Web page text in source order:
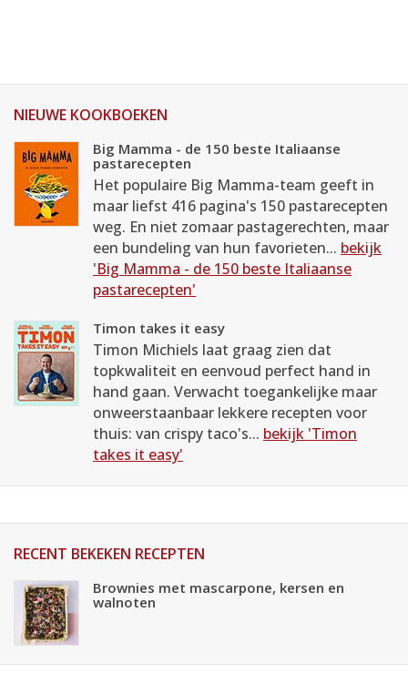
NIEUWE KOOKBOEKEN
Big Mamma - de 150 beste Italiaanse
pastarecepten
Het populaire Big Mamma-team geeft in
maar liefst 416 pagina's 150 pastarecepten
weg. En niet zomaar pastagerechten, maar
een bundeling van hun favorieten... bekijk
'Big Mamma - de 150 beste Italiaanse
pastarecepten'
Timon takes it easy
Timon Michiels laat graag zien dat
topkwaliteit en eenvoud perfect hand in
hand gaan. Verwacht toegankelijke maar
onweerstaanbaar lekkere recepten voor
thuis: van crispy taco's... bekijk 'Timon
takes it easy'
RECENT BEKEKEN RECEPTEN
Brownies met mascarpone, kersen en
walnoten